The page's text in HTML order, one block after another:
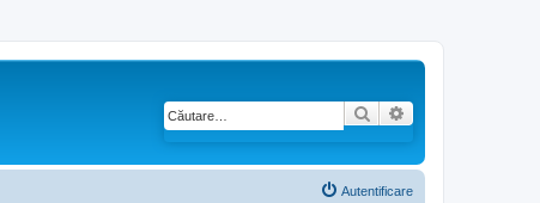
Căutare
Autentificare